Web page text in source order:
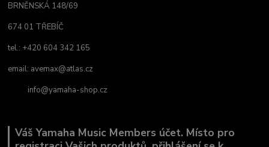
BRNĚNSKÁ 148/69
674 01 TŘEBÍČ
tel.: +420 604 342 165
email: avemax@atlas.cz
info@yamaha-shop.cz
Váš Yamaha Music Members účet. Místo pro